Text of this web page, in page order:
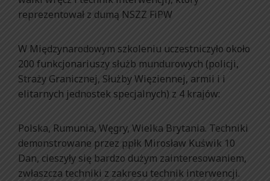
reprezentował z dumą NSZZ FiPW
W Międzynarodowym szkoleniu uczestniczyło około
200 funkcjonariuszy służb mundurowych (policji,
Straży Granicznej, Służby Więziennej, armii i i
elitarnych jednostek specjalnych) z 4 krajów:
Polska, Rumunia, Węgry, Wielka Brytania. Techniki
demonstrowane przez ppłk Mirosław Kuświk 10
Dan, cieszyły się bardzo dużym zainteresowaniem,
zwłaszcza techniki z zakresu technik interwencji.